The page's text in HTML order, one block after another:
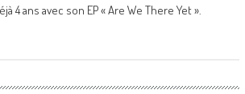
4 ans avec son EP « Are We There Yet ».